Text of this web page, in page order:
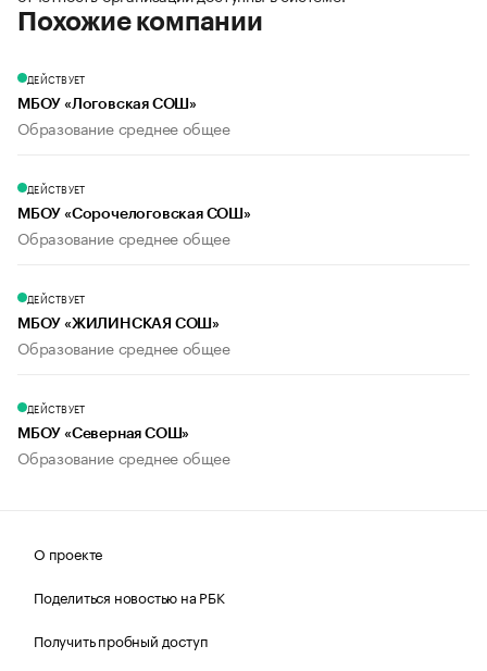
Похожие компании
ДЕЙСТВУЕТ
МБОУ «Логовская СОШ»
Образование среднее общее
ДЕЙСТВУЕТ
МБОУ «Сорочелоговская СОШ»
Образование среднее общее
ДЕЙСТВУЕТ
МБОУ «ЖИЛИНСКАЯ СОШ»
Образование среднее общее
ДЕЙСТВУЕТ
МБОУ «Северная СОШ»
Образование среднее общее
О проекте
Поделиться новостью на РБК
Получить пробный доступ